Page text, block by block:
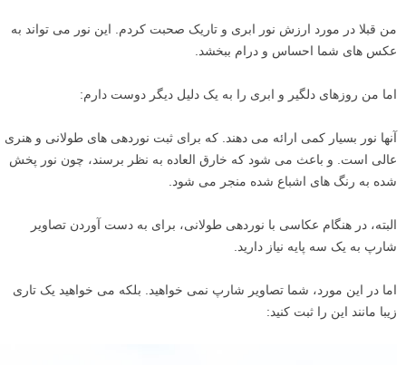
من قبلا در مورد ارزش نور ابری و تاریک صحبت کردم. این نور می تواند به
عکس های شما احساس و درام ببخشد.
اما من روزهای دلگیر و ابری را به یک دلیل دیگر دوست دارم:
آنها نور بسیار کمی ارائه می دهند. که برای ثبت نوردهی های طولانی و هنری
عالی است. و باعث می شود که خارق العاده به نظر برسند، چون نور پخش
شده به رنگ های اشباع شده منجر می شود.
البته، در هنگام عکاسی با نوردهی طولانی، برای به دست آوردن تصاویر
شارپ به یک سه پایه نیاز دارید.
اما در این مورد، شما تصاویر شارپ نمی خواهید. بلکه می خواهید یک تاری
زیبا مانند این را ثبت کنید: